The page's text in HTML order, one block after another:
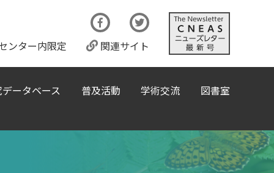
ンター内限定 関連サイト
ータベース 普及活動 学術交流 図書室